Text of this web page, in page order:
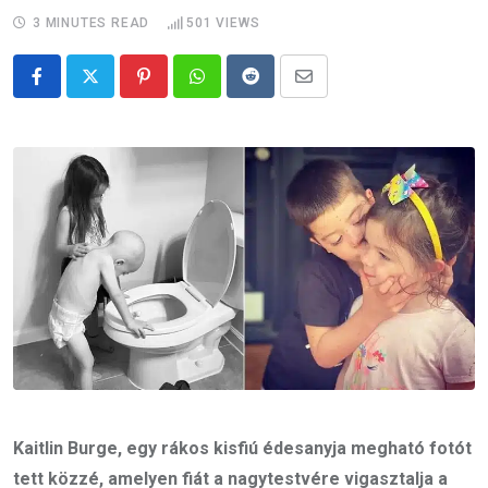
3 MINUTES READ 501 VIEWS
PinterestWhatsappRedditShare
Email
Kaitlin Burge, egy rákos kisfiú édesanyja megható fotót
tett közzé, amelyen fiát a nagytestvére vigasztalja a